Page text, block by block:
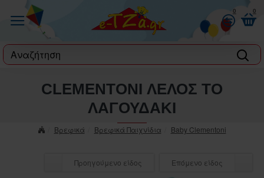
0 0
label
Βρεφικά Βρεφικά Παιχνίδια Baby Clementoni
CLEMENTONI ΛΕΛΟΣ ΤΟ
ΛΑΓΟΥΔΑΚΙ
Προηγούμενο είδος Επόμενο είδος